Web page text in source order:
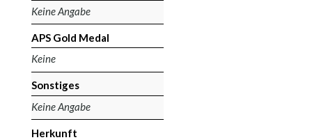
Keine Angabe
APS Gold Medal
Keine
Sonstiges
Keine Angabe
Herkunft